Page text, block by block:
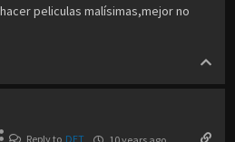
peliculas malísimas,mejor no
Reply to DET